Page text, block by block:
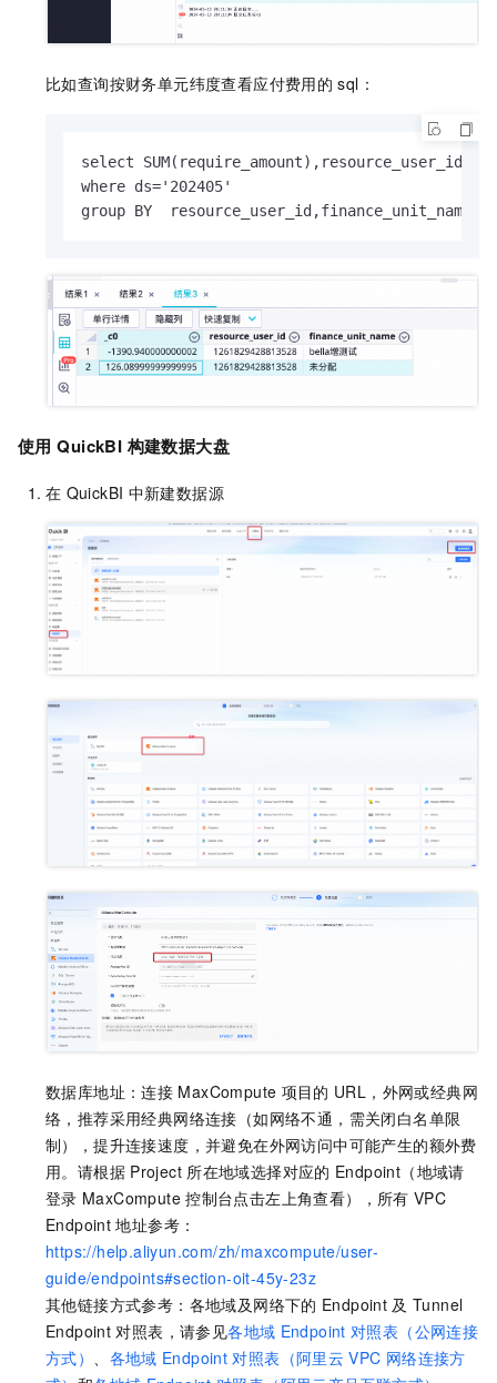
比如查询按财务单元纬度查看应付费用的 sql：
select
where ds='202405'
group BY  resource_user_id,finance_unit_name
使用 QuickBI 构建数据大盘
在 QuickBI 中新建数据源
数据库地址：连接 MaxCompute 项目的 URL，外网或经典网
络，推荐采用经典网络连接（如网络不通，需关闭白名单限
制），提升连接速度，并避免在外网访问中可能产生的额外费
用。请根据 Project 所在地域选择对应的 Endpoint（地域请
登录 MaxCompute 控制台点击左上角查看），所有 VPC
Endpoint 地址参考：
https://help.aliyun.com/zh/maxcompute/user-
guide/endpoints#section-oit-45y-23z
其他链接方式参考：各地域及网络下的 Endpoint 及 Tunnel
Endpoint 对照表，请参见各地域 Endpoint 对照表（公网连接
方式） 、 各地域 Endpoint 对照表（阿里云 VPC 网络连接方